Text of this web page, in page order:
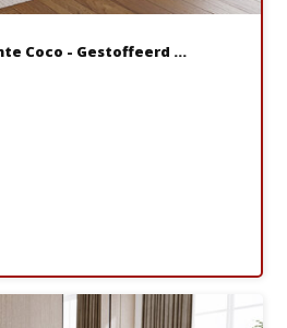
Coco - Gestoffeerd ...